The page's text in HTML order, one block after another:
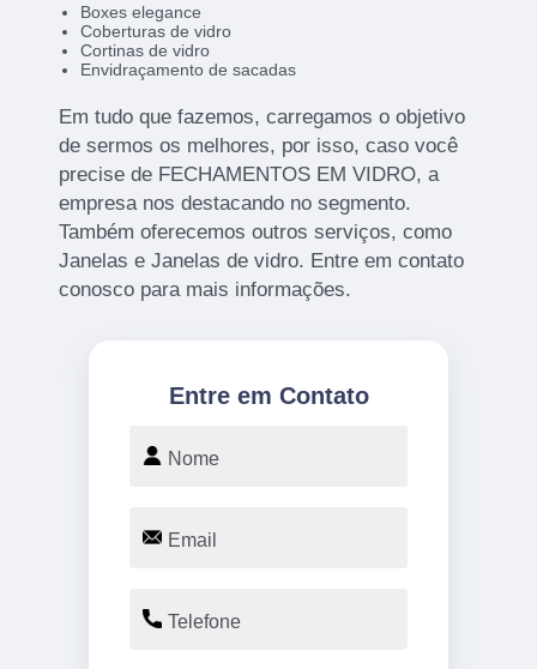
Boxes elegance
Coberturas de vidro
Cortinas de vidro
Envidraçamento de sacadas
Em tudo que fazemos, carregamos o objetivo
de sermos os melhores, por isso, caso você
precise de FECHAMENTOS EM VIDRO, a
empresa nos destacando no segmento.
Também oferecemos outros serviços, como
Janelas e Janelas de vidro. Entre em contato
conosco para mais informações.
Entre em Contato